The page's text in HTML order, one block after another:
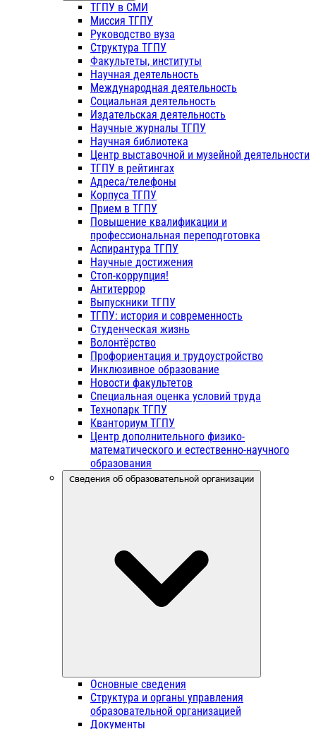
ТГПУ в СМИ
Миссия ТГПУ
Руководство вуза
Структура ТГПУ
Факультеты, институты
Научная деятельность
Международная деятельность
Социальная деятельность
Издательская деятельность
Научные журналы ТГПУ
Научная библиотека
Центр выставочной и музейной деятельности
ТГПУ в рейтингах
Адреса/телефоны
Корпуса ТГПУ
Прием в ТГПУ
Повышение квалификации и
профессиональная переподготовка
Аспирантура ТГПУ
Научные достижения
Стоп-коррупция!
Антитеррор
Выпускники ТГПУ
ТГПУ: история и современность
Студенческая жизнь
Волонтёрство
Профориентация и трудоустройство
Инклюзивное образование
Новости факультетов
Специальная оценка условий труда
Технопарк ТГПУ
Кванториум ТГПУ
Центр дополнительного физико-
математического и естественно-научного
образования
Сведения об образовательной организации
Основные сведения
Структура и органы управления
образовательной организацией
Документы